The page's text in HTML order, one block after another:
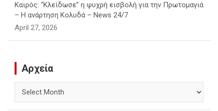
Καιρός: “Κλείδωσε” η ψυχρή εισβολή για την Πρωτομαγιά
– Η ανάρτηση Κολυδά – News 24/7
April 27, 2026
Αρχεία